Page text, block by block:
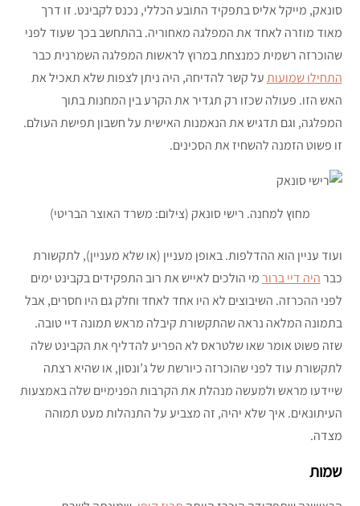
סונאק, מייקל אליס בתפקיד התובע הכללי, נכנס לקבינט. זו דרך
מאוד מוזרה לאחד את המפלגה מאחוריה. בהתחשב בכך שעוד לפני
שהוכרזה רשמית כמנצחת במרוץ לראשות המפלגה השמרנית כבר
התחילו שמועותעל קשר להדיחהּ, היה ניתן לצפות שלא תאכיל את
האש הזו. פעולה שכזו רק תגדיר את הקרע בין המחנות בתוך
המפלגה, וגם תדגיש את הנאמנות האישית על חשבון תפישת העולם.
זו פשוט הזמנה להשחיז את הסכינים.
מחוץ למחנה. רישי סונאק (צילום: משרד האוצר הבריטי)
ועוד עניין הוא ההדלפות. באופן מעניין (או שלא מעניין), לתקשורת
כברהיה דיי ברורמי הולכים לאייש את רוב התפקידים בקבינט ימים
לפני ההכרזה. השיבוצים לא היו אחד לאחד וחלק גם היו חסרים, אבל
בתמונה המלאה נראה שהתקשורת קיבלה מראש תמונה דיי טובה.
שזה פשוט אומר שאו שלטראס לא הפריע להדליף את הקבינט שלה
לתקשורת עוד לפני שהוכרזה כיורשת של ג’ונסון, או שהיא רצתה
שיידעו מראש ולמעשה מנהלת את הקרבות הפנימיים שלה באמצעות
העיתונאים. איך שלא יהיה, זה מצביע על התנהלות מעט תמוהה
מצדה.
שמות